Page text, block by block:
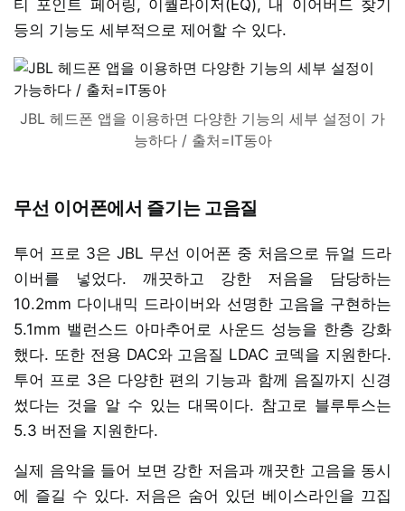
티 포인트 페어링, 이퀄라이저(EQ), 내 이어버드 찾기
등의 기능도 세부적으로 제어할 수 있다.
JBL 헤드폰 앱을 이용하면 다양한 기능의 세부 설정이 가
능하다 / 출처=IT동아
무선 이어폰에서 즐기는 고음질
투어 프로 3은 JBL 무선 이어폰 중 처음으로 듀얼 드라
이버를 넣었다. 깨끗하고 강한 저음을 담당하는
10.2mm 다이내믹 드라이버와 선명한 고음을 구현하는
5.1mm 밸런스드 아마추어로 사운드 성능을 한층 강화
했다. 또한 전용 DAC와 고음질 LDAC 코덱을 지원한다.
투어 프로 3은 다양한 편의 기능과 함께 음질까지 신경
썼다는 것을 알 수 있는 대목이다. 참고로 블루투스는
5.3 버전을 지원한다.
실제 음악을 들어 보면 강한 저음과 깨끗한 고음을 동시
에 즐길 수 있다. 저음은 숨어 있던 베이스라인을 끄집